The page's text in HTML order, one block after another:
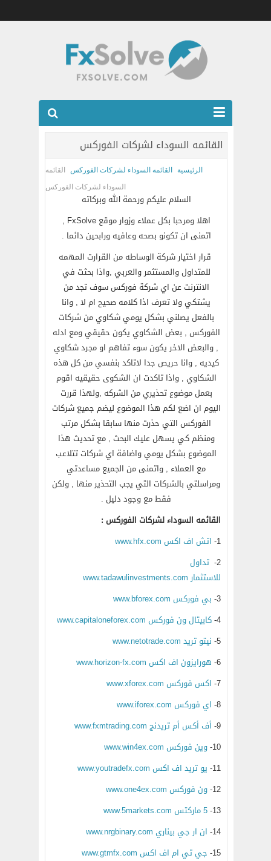
شركات الفوركس المرخصه
العضويه الذهبيه VIP
القائمه السوداء لشركات الفوركس
الرئيسية القائمه السوداء لشركات الفوركس
القائمه
السوداء لشركات الفوركس
السلام عليكم ورحمة الله وبركاته
اهلا ومرحبا بكل عملاء وزوار موقع FxSolve ,
اتمنى ان تكونو بصحه وعافيه ورابحين دائما .
قرار اختيار شركة الوساطه من القرارت المهمه
للمتداول والمستثمر والعربي ,واذا بحثت في
الانترنت عن اي شركة فوركس سوف تجد من
يشتكي ولا تعرف اذا كلامه صحيح ام لا , وانا
بالفعل يصلني بشكل يومي شكاوي من شركات
الفوركس , بعض الشكاوي يكون حقيقي ومع ادله
, والبعض الاخر يكون سوء تفاهم او مجرد شكاوي
كيديه , وانا حريص جدا لاتاكد بنفسي من كل هذه
الشكاوي , واذا تاكدت ان الشكوى حقيقيه اقوم
بعمل موضوع تحذيري من الشركه ,ولهذا قررت
اليوم ان اضع لكم هذا الموضوع ليضم جميع شركات
الفوركس التي حذرت منها سابقا بشكل مرتب
ومنظم كي يسهل عليك البحث , مع تحديث هذا
الموضوع بشكل يومي واضافة اي شركات تتلاعب
مع العملاء , واتمنى من الجميع مساعدتي
ومراسلتي بالشركات التي يجب التحذير منها , ولكن
فقط مع وجود دليل .
القائمه السوداء لشركات الفوركس :
1- اتش اف اكس www.hfx.com
2- تداول
للاستثمار www.tadawulinvestments.com
3- بي فوركس www.bforex.com
4- كابيتال ون فوركس www.capitaloneforex.com
5- نيتو تريد www.netotrade.com
6- هورايزون اف اكس www.horizon-fx.com
7- اكس فوركس www.xforex.com
8- اي فوركس www.iforex.com
9- أف أكس أم تريدنج www.fxmtrading.com
10- وين فوركس www.win4ex.com
11- يو تريد اف اكس www.youtradefx.com
12- ون فوركس www.one4ex.com
13- 5 ماركتس www.5markets.com
14- ان ار جي بيناري www.nrgbinary.com
15- جي تي ام اف اكس www.gtmfx.com